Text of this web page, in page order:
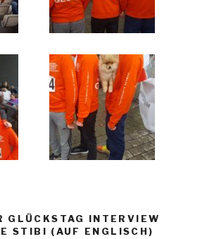
GLÜCKSTAG INTERVIEW
STIBI (AUF ENGLISCH)